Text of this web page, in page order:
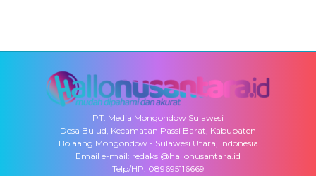
PT. Media Mongondow Sulawesi
Desa Bulud, Kecamatan Passi Barat, Kabupaten
Bolaang Mongondow - Sulawesi Utara, Indonesia
Email e-mail: redaksi@hallonusantara.id
Telp/HP: 089695116669